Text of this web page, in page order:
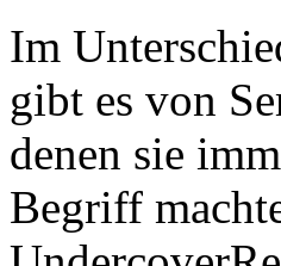
Im
gibt es von
denen sie
Begriff